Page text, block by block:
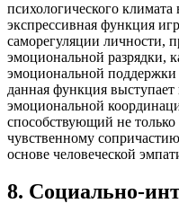
психологического
экспрессивная функция
саморегуляции личности,
эмоциональной разрядки,
эмоциональной
данная функция
эмоциональной
способствующий не
чувственному
основе человеческой
8. Социально-